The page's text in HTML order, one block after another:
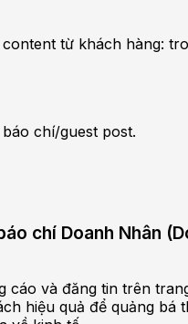
từ khách hàng:
chí/guest post.
chí Doanh Nhân
cáo và đăng tin trên
hiệu quả để quảng